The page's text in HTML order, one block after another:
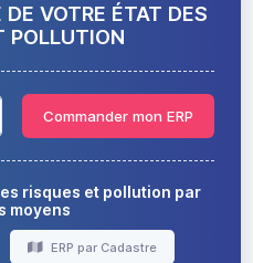
VOTRE ÉTAT DES
POLLUTION
Commander mon ERP
risques et pollution par
moyens
ERP par Cadastre